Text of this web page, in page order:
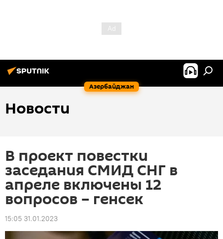
Азербайджан
Новости
В проект повестки
заседания СМИД СНГ в
апреле включены 12
вопросов – генсек
15:05 31.01.2023